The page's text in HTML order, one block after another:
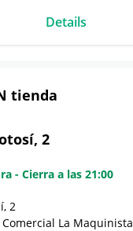
Details
tienda
2
- Cierra a las 21:00
2
La Maquinista